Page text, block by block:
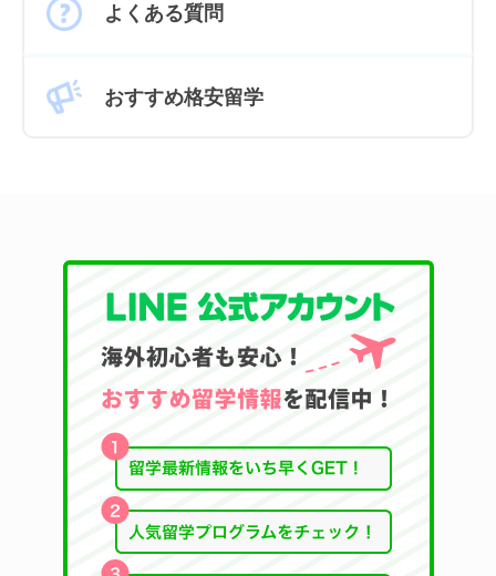
よくある質問
おすすめ格安留学